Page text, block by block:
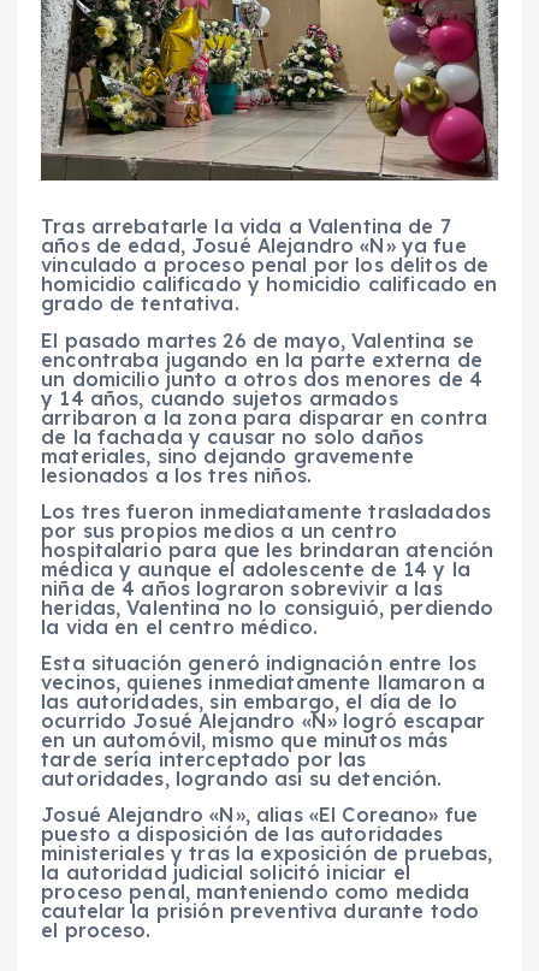
Tras arrebatarle la vida a Valentina de 7
años de edad, Josué Alejandro «N» ya fue
vinculado a proceso penal por los delitos de
homicidio calificado y homicidio calificado en
grado de tentativa.
El pasado martes 26 de mayo, Valentina se
encontraba jugando en la parte externa de
un domicilio junto a otros dos menores de 4
y 14 años, cuando sujetos armados
arribaron a la zona para disparar en contra
de la fachada y causar no solo daños
materiales, sino dejando gravemente
lesionados a los tres niños.
Los tres fueron inmediatamente trasladados
por sus propios medios a un centro
hospitalario para que les brindaran atención
médica y aunque el adolescente de 14 y la
niña de 4 años lograron sobrevivir a las
heridas, Valentina no lo consiguió, perdiendo
la vida en el centro médico.
Esta situación generó indignación entre los
vecinos, quienes inmediatamente llamaron a
las autoridades, sin embargo, el día de lo
ocurrido Josué Alejandro «N» logró escapar
en un automóvil, mismo que minutos más
tarde sería interceptado por las
autoridades, logrando así su detención.
Josué Alejandro «N», alias «El Coreano» fue
puesto a disposición de las autoridades
ministeriales y tras la exposición de pruebas,
la autoridad judicial solicitó iniciar el
proceso penal, manteniendo como medida
cautelar la prisión preventiva durante todo
el proceso.